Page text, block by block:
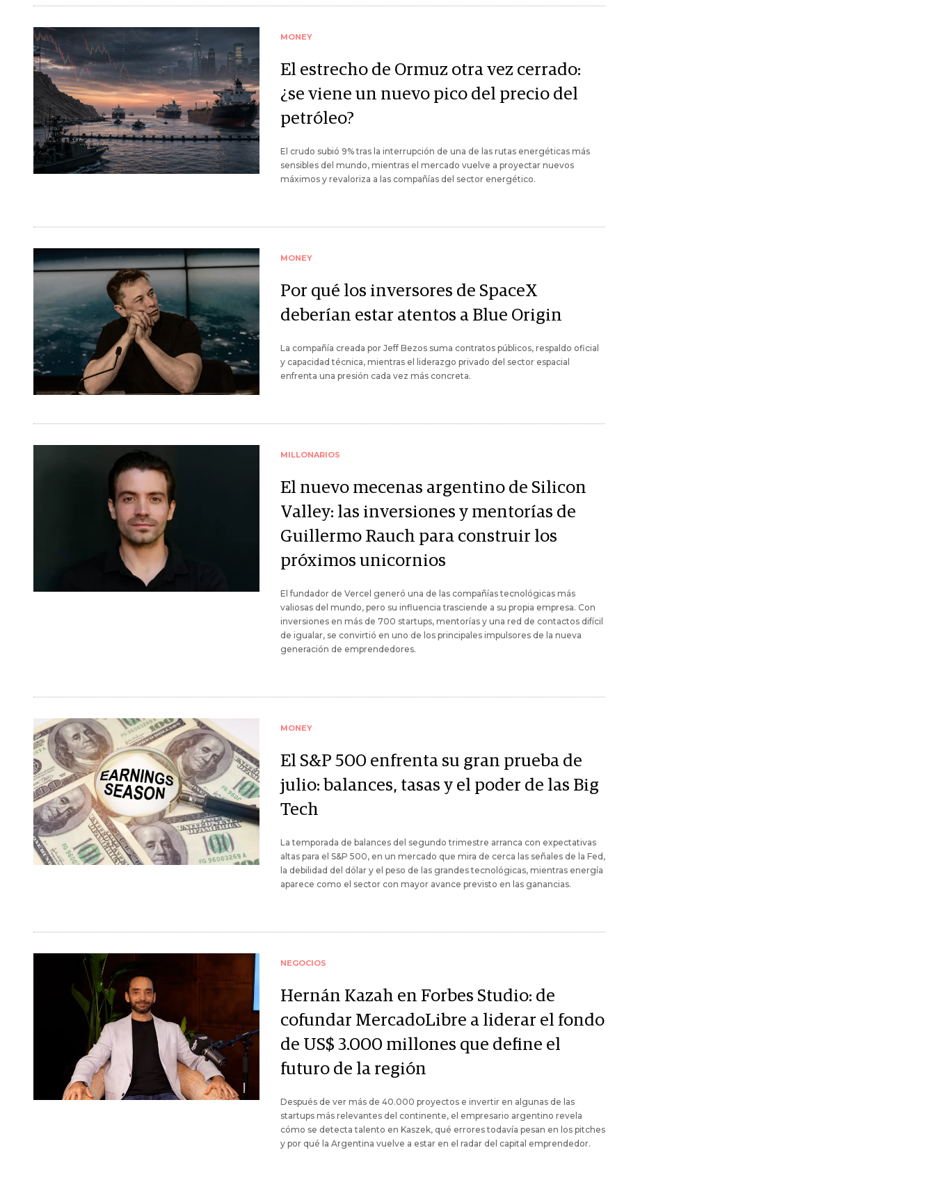
MONEY
El estrecho de Ormuz otra vez cerrado:
¿se viene un nuevo pico del precio del
petróleo?
El crudo subió 9% tras la interrupción de una de las rutas energéticas más
sensibles del mundo, mientras el mercado vuelve a proyectar nuevos
máximos y revaloriza a las compañías del sector energético.
MONEY
Por qué los inversores de SpaceX
deberían estar atentos a Blue Origin
La compañía creada por Jeff Bezos suma contratos públicos, respaldo oficial
y capacidad técnica, mientras el liderazgo privado del sector espacial
enfrenta una presión cada vez más concreta.
MILLONARIOS
El nuevo mecenas argentino de Silicon
Valley: las inversiones y mentorías de
Guillermo Rauch para construir los
próximos unicornios
El fundador de Vercel generó una de las compañías tecnológicas más
valiosas del mundo, pero su influencia trasciende a su propia empresa. Con
inversiones en más de 700 startups, mentorías y una red de contactos difícil
de igualar, se convirtió en uno de los principales impulsores de la nueva
generación de emprendedores.
MONEY
El S&P 500 enfrenta su gran prueba de
julio: balances, tasas y el poder de las Big
Tech
La temporada de balances del segundo trimestre arranca con expectativas
altas para el S&P 500, en un mercado que mira de cerca las señales de la Fed,
la debilidad del dólar y el peso de las grandes tecnológicas, mientras energía
aparece como el sector con mayor avance previsto en las ganancias.
NEGOCIOS
Hernán Kazah en Forbes Studio: de
cofundar MercadoLibre a liderar el fondo
de US$ 3.000 millones que define el
futuro de la región
Después de ver más de 40.000 proyectos e invertir en algunas de las
startups más relevantes del continente, el empresario argentino revela
cómo se detecta talento en Kaszek, qué errores todavía pesan en los pitches
y por qué la Argentina vuelve a estar en el radar del capital emprendedor.